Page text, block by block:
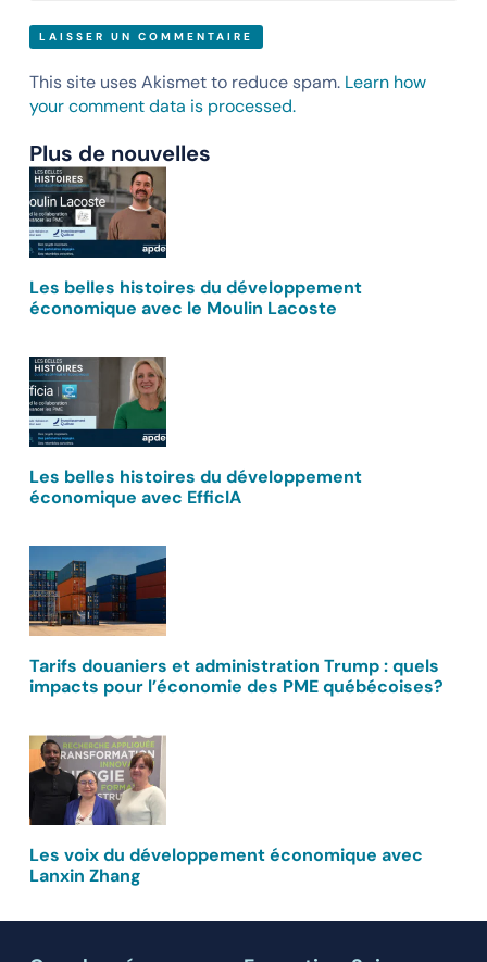
This site uses Akismet to reduce spam. Learn how
your comment data is processed.
Plus de nouvelles
Les belles histoires du développement
économique avec le Moulin Lacoste
Les belles histoires du développement
économique avec EfficIA
Tarifs douaniers et administration Trump : quels
impacts pour l’économie des PME québécoises?
Les voix du développement économique avec
Lanxin Zhang